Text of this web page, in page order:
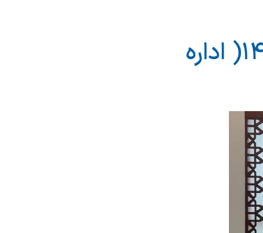
نشست های آموزشی ادارات مرکز سال ۱۴۰۴( اداره